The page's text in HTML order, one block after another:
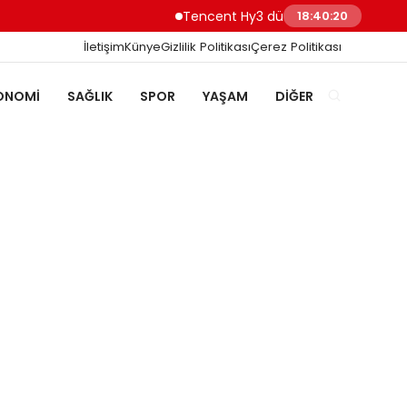
Tencent Hy3 dünya genelinde kullanıma
18:40:21
İletişimKünyeGizlilik PolitikasıÇerez Politikası
SAĞLIK SPOR YAŞAM DIĞER